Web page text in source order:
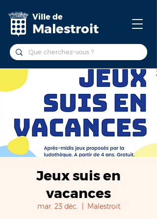
Ville de
Malestroit
Jeux suis en
vacances
mar. 23 déc. Malestroit